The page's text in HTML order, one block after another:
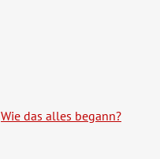
Wie das alles begann?